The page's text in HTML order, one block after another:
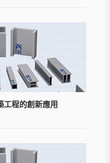
工程的創新應用